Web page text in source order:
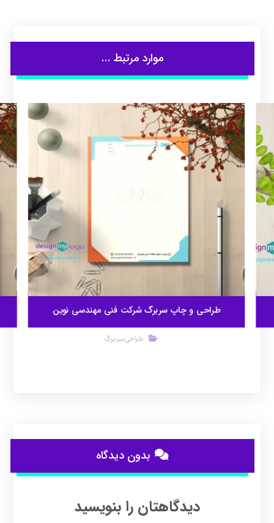
موارد مرتبط ...
طراحی و چاپ سربرگ شرکت فنی مهندسی نوین
طراحی سربرگ
بدون دیدگاه
دیدگاهتان را بنویسید